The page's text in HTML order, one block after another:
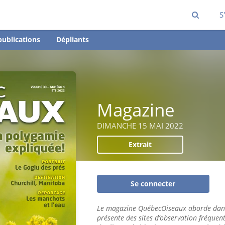
Dépliants
Magazine
DIMANCHE 15 MAI 2022
Extrait
Se connecter
Le magazine QuébecOiseaux aborde
présente des sites d’observation